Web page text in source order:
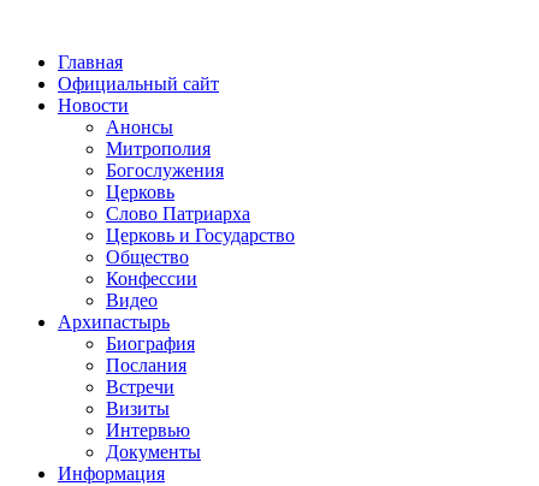
Главная
Официальный сайт
Новости
Анонсы
Митрополия
Богослужения
Церковь
Слово Патриарха
Церковь и Государство
Общество
Конфессии
Видео
Архипастырь
Биография
Послания
Встречи
Визиты
Интервью
Документы
Информация